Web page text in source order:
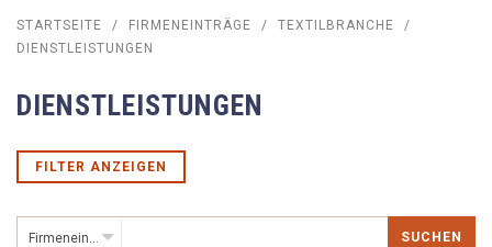
STARTSEITE / FIRMENEINTRÄGE / TEXTILBRANCHE
/
DIENSTLEISTUNGEN
DIENSTLEISTUNGEN
FILTER ANZEIGEN
SUCHEN